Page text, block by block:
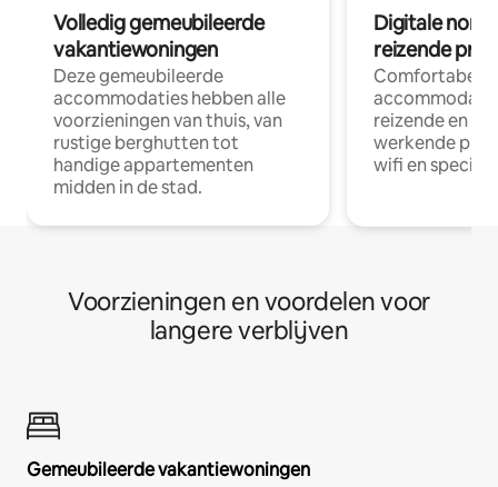
Volledig gemeubileerde
vakantiewoningen
Deze gemeubileerde
accommodaties hebben alle
voorzieningen van thuis, van
rustige berghutten tot
handige appartementen
midden in de stad.
Digitale
reizende
Comfortabele
reizende en
werkende
wifi en
Voorzieningen en voordelen voor
langere verblijven
Gemeubileerde vakantiewoningen